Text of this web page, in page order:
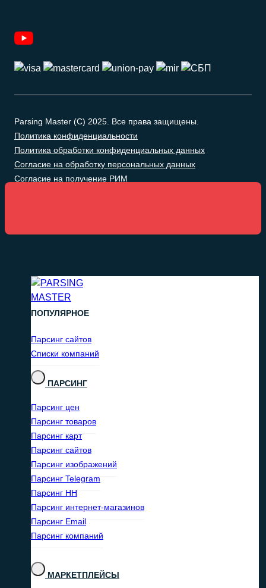
Parsing Master (C) 2025. Все права защищены.
Политика конфиденциальности
Политика обработки конфиденциальных данных
Согласие на обработку персональных данных
Согласие на получение РИМ
ПОПУЛЯРНОЕ
Парсинг сайтов
Списки компаний
ПАРСИНГ
Парсинг цен
Парсинг товаров
Парсинг карт
Парсинг сайтов
Парсинг изображений
Парсинг Telegram
Парсинг HH
Парсинг интернет-магазинов
Парсинг Email
Парсинг компаний
МАРКЕТПЛЕЙСЫ